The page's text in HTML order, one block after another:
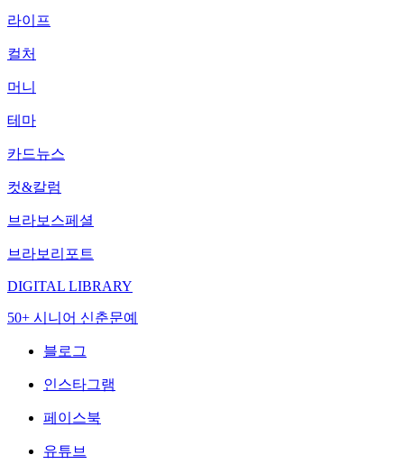
라이프
컬처
머니
테마
카드뉴스
컷&칼럼
브라보스페셜
브라보리포트
DIGITAL LIBRARY
50+ 시니어 신춘문예
블로그
인스타그램
페이스북
유튜브